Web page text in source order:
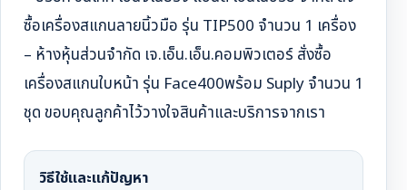
ซื้อเครื่องสแกนลายนิ้วมือ รุ่น TIP500 จำนวน 1 เครื่อง
– ห้างหุ้นส่วนจำกัด เจ.เอ็น.เอ็น.คอมพิวเตอร์สั่งซื้อ
เครื่องสแกนใบหน้า รุ่น Face400พร้อม Suply จำนวน 1
ชุด ขอบคุณลูกค้าไว้วางใจสินค้าและบริการจากเรา
วิธีใช้และแก้ปัญหา